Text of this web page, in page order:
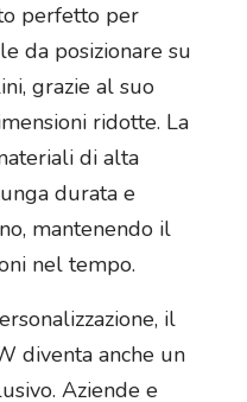
perfetto per
da posizionare su
grazie al suo
ridotte. La
di alta
durata e
mantenendo il
nel tempo.
il
diventa anche un
Aziende e